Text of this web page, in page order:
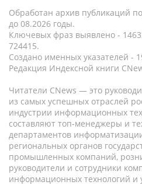
Обработан архив публикаций
до 08.2026 годы.
Ключевых фраз выявлено -
724415.
Создано именных указателей -
Редакция Индексной книги
Читатели CNews — это
из самых успешных отраслей
индустрии информационных
составляют топ-менеджеры и
департаментов
региональных органов
промышленных компаний,
руководители и сотрудники
информационных технологий и